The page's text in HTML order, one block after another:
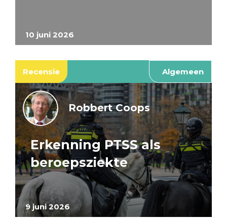
10 juni 2026
Recensie Algemeen
9 juni 2026
Robbert Coops
Erkenning PTSS als
beroepsziekte